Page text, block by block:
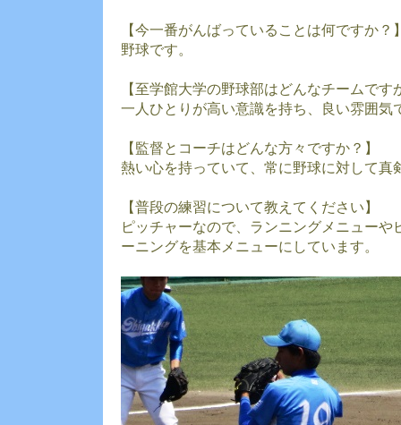
【今一番がんばっていることは何ですか？
野球です。
【至学館大学の野球部はどんなチームです
一人ひとりが高い意識を持ち、良い雰囲気
【監督とコーチはどんな方々ですか？】
熱い心を持っていて、常に野球に対して真
【普段の練習について教えてください】
ピッチャーなので、ランニングメニューや
ーニングを基本メニューにしています。